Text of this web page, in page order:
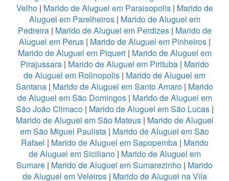
Velho | Marido de Aluguel em Paraisopolis| Marido de
Aluguel em Parelheiros| Marido de Aluguel em
Pedreira| Marido de Aluguel em Perdizes| Marido de
Aluguel em Perus| Marido de Aluguel em Pinheiros|
Marido de Aluguel em Piqueri | Marido de Aluguel em
Pirajussara| Marido de Aluguel em Pirituba| Marido
de Aluguel em Rolinopolis | Marido de Aluguel em
Santana | Marido de Aluguel em Santo Amaro | Marido
de Aluguel em São Domingos| Marido de Aluguel em
São João Climaco| Marido de Aluguel em São Lucas|
Marido de Aluguel em São Mateus | Marido de Aluguel
em São Miguel Paulista | Marido de Aluguel em São
Rafael | Marido de Aluguel em Sapopemba | Marido
de Aluguel em Siciliano| Marido de Aluguel em
Sumare | Marido de Aluguel em Sumarezinho | Marido
de Aluguel em Veleiros| Marido de Aluguel na Vila